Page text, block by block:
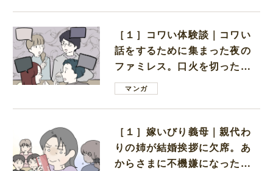
［１］コワい体験談｜コワい
話をするために集まった夜の
ファミレス。口火を切ったの
は電車好きの男の子ママ
マンガ
［１］嫁いびり義母｜親代わ
りの姉が結婚挨拶に欠席。あ
からさまに不機嫌になった義